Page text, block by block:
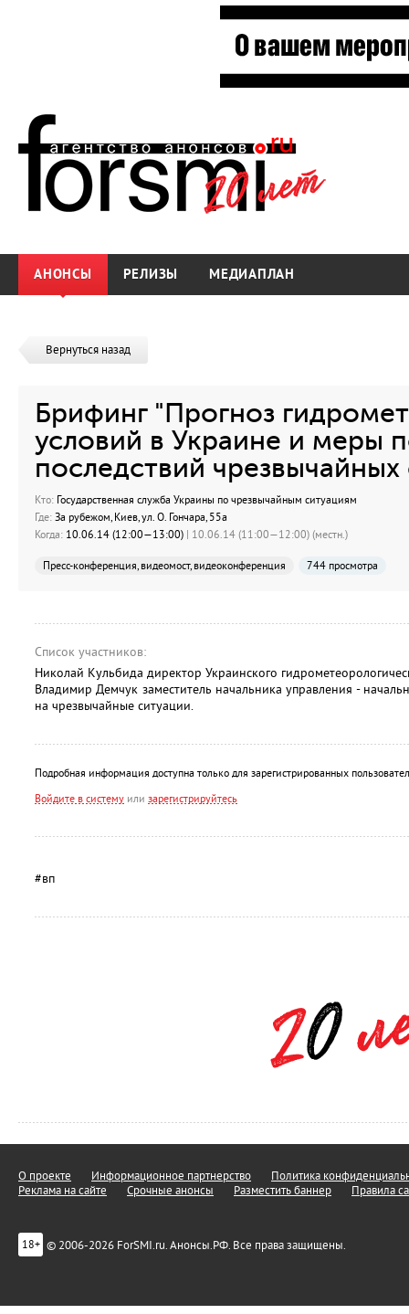
АНОНСЫ РЕЛИЗЫ МЕДИАПЛАН
Вернуться назад
Брифинг "Прогноз
условий в Украине и меры
последствий чрезвычайных
Кто: Государственная служба Украины по чрезвычайным ситуациям
Где: За рубежом, Киев, ул. О. Гончара, 55а
Когда: 10.06.14 (12:00—13:00) | 10.06.14 (11:00—12:00) (местн.)
Пресс-конференция, видеомост, видеоконференция 744 просмотра
Список участников:
Николай Кульбида директор Украинского
Владимир Демчук заместитель начальника управления -
на чрезвычайные ситуации.
Подробная информация доступна только для зарегистрированных
Войдите в систему или зарегистрируйтесь
#вп
О проекте Информационное партнерство
Политика
Реклама на сайте
Срочные анонсы Разместить баннер Правила
18+ © 2006-2026 ForSMI.ru. Анонсы.РФ. Все права защищены.